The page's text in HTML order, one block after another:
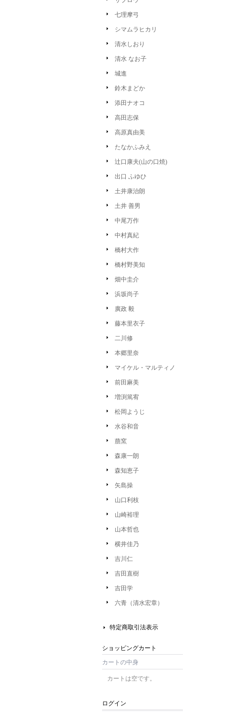
七理摩弓
シマムラヒカリ
清水しおり
清水 なお子
城進
鈴木まどか
添田ナオコ
高田志保
高原真由美
たなかふみえ
辻口康夫(山の口焼)
出口 ふゆひ
土井康治朗
土井 善男
中尾万作
中村真紀
橋村大作
橋村野美知
畑中圭介
浜坂尚子
廣政 毅
藤本里衣子
二川修
本郷里奈
マイケル・マルティノ
前田麻美
増渕篤宥
松岡ようじ
水谷和音
萠窯
森康一朗
森知恵子
矢島操
山口利枝
山崎裕理
山本哲也
横井佳乃
吉川仁
吉田直樹
吉田学
六青（清水宏章）
特定商取引法表示
ショッピングカート
カートの中身
カートは空です。
ログイン